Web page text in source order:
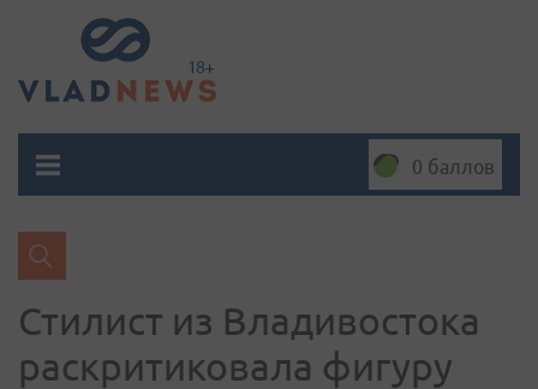
0 баллов
Стилист из Владивостока
раскритиковала фигуру